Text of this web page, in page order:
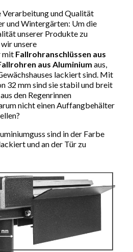
und Qualität
und Wintergärten: Um die
unserer Produkte zu
unsere
mit Fallrohranschlüssen aus
aus Aluminium aus,
lackiert sind. Mit
32 mm sind sie stabil und breit
den Regenrinnen
nicht einen Auffangbehälter
sind in der Farbe
und an der Tür zu